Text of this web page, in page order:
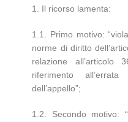
1. Il ricorso lamenta:
1.1. Primo motivo:
norme di diritto
relazione
riferimento
dell’appello”;
1.2. Secondo motivo: